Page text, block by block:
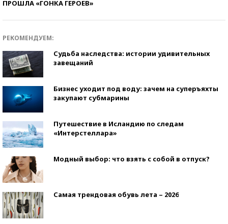
ПРОШЛА «ГОНКА ГЕРОЕВ»
РЕКОМЕНДУЕМ:
Судьба наследства: истории удивительных
завещаний
Бизнес уходит под воду: зачем на суперъяхты
закупают субмарины
Путешествие в Исландию по следам
«Интерстеллара»
Модный выбор: что взять с собой в отпуск?
Самая трендовая обувь лета – 2026